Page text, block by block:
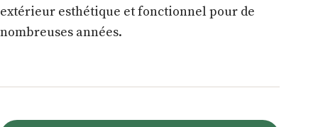
extérieur esthétique et fonctionnel pour de
nombreuses années.